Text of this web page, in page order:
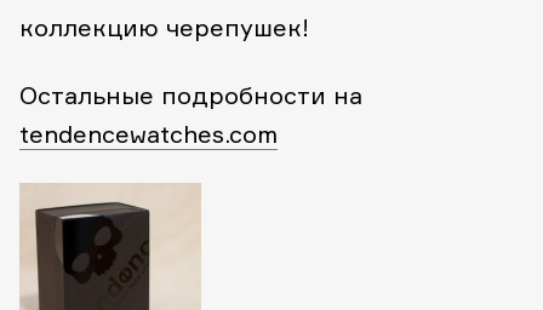
коллекцию черепушек!
Остальные подробности на
tendencewatches.com